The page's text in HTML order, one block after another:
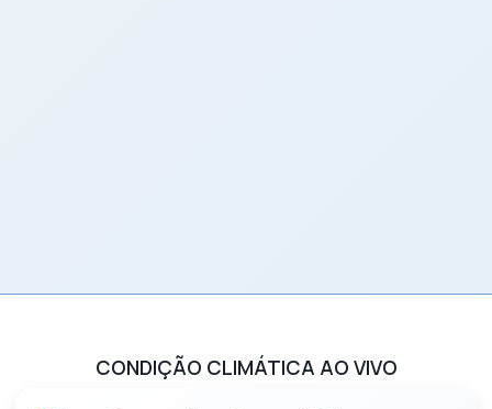
CONDIÇÃO CLIMÁTICA AO VIVO